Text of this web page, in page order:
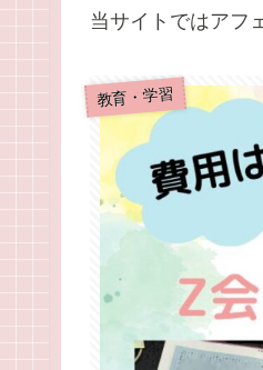
当サイトではアフ
教育・学習